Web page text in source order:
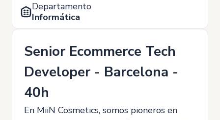
Departamento
Informática
Senior Ecommerce Tech
Developer - Barcelona -
40h
En MiiN Cosmetics, somos pioneros en